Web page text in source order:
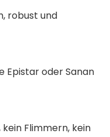
robust und
Epistar oder Sanan
Flimmern, kein